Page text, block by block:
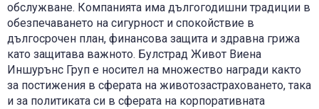
обслужване. Компанията има дългогодишни традиции в
обезпечаването на сигурност и спокойствие в
дългосрочен план, финансова защита и здравна грижа
като защитава важното. Булстрад Живот Виена
Иншурънс Груп е носител на множество награди както
за постижения в сферата на животозастраховането, така
и за политиката си в сферата на корпоративната